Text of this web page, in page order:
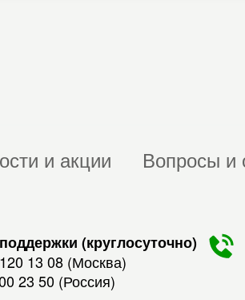
и акции Вопросы и
(круглосуточно)
13 08 (Москва)
23 50 (Россия)